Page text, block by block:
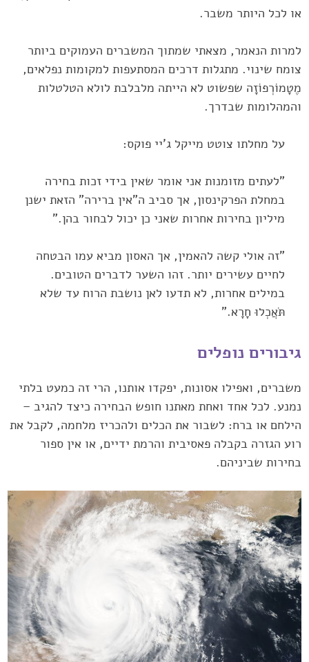
או לכל היותר משבר.
למרות הנאמר, מצאתי שמתוך המשברים העמוקים ביותר
צומח שינוי. מתגלות דרכים המסתעפות למקומות נפלאים,
מֶטָמוֹרְפוֹזָה שפשוט לא הייתה מלבלבת לולא הטלטלות
והמהלומות שבדרך.
על מחלתו צוטט מייקל ג'יי פוקס:
"לעתים מזומנות אני אומר שאין בידי זכות בחירה
במחלת הפרקינסון, אך סביב ה"אין ברירה" הזאת ישנן
מיליון בחירות אחרות שאני כן יכול לבחור בהן."
"זה אולי קשה להאמין, אך האסון מביא עמו הבטחה
לחיים עשירים יותר. זהו השער לדברים הטובים.
במילים אחרות, לא תדעו לאן נושבת הרוח עד שלא
תֹּאֲכְלוּ חָרָא."
גיבורים נופלים
משברים, ואפילו אסונות, יפקדו אותנו, הרי זה כמעט בלתי
נמנע. לכל אחד ואחת מאתנו חופש הבחירה כיצד להגיב –
הילחם או ברח: לשבור את הכלים ולהכריז מלחמה, לקבל את
רוע הגזרה בקבלה פאסיבית והרמת ידיים, או אין ספור
בחירות שביניהם.